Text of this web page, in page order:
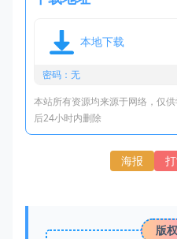
本地下载
密码：无
本站所有资源均来源于网络，仅
后24小时内删除
海报
版